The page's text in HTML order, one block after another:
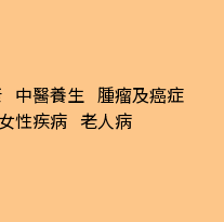
中醫養生 腫瘤及癌症
女性疾病 老人病